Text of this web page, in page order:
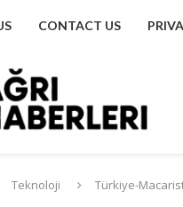
CONTACT US
Teknoloji
Türkiye-